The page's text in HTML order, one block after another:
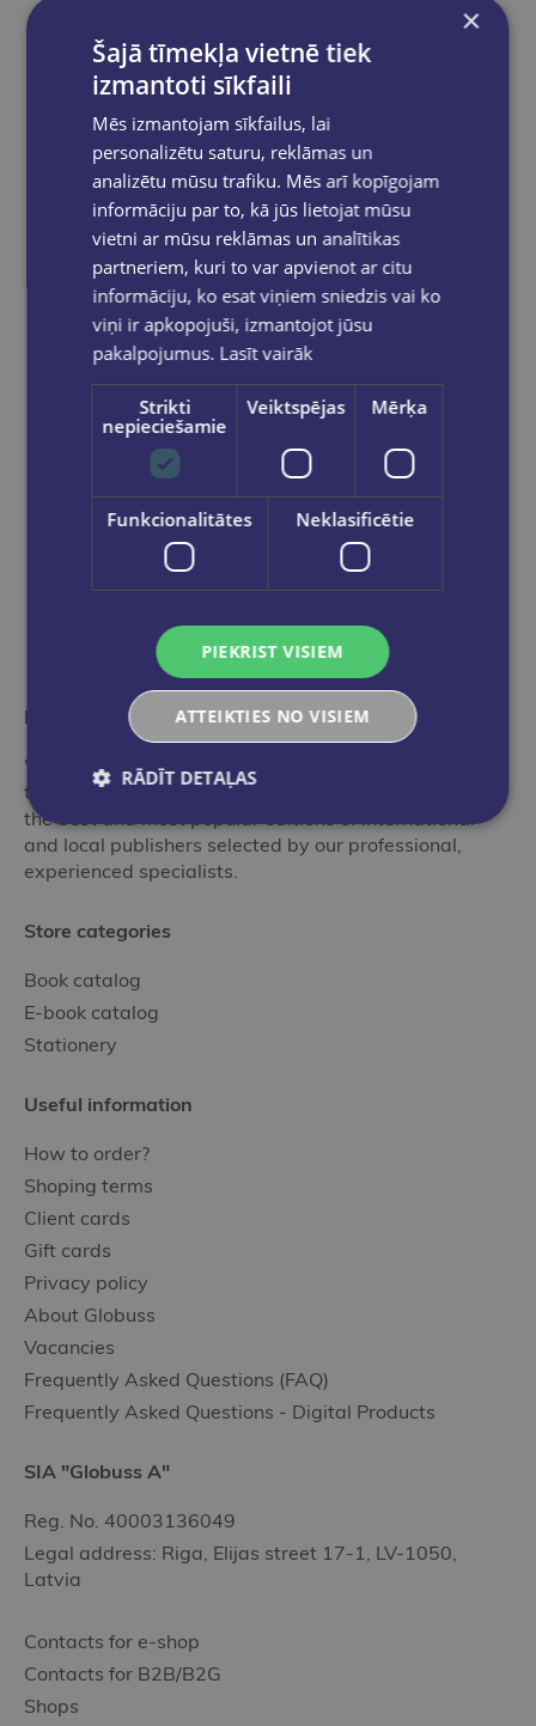
Angļu- latviešu- krievu mācību vardnīca. Sakārtota tematiski
€24.95
Add to cart
More than a bookstore
"Globuss" is an ideal stop in the world of books for
those who want to get acquainted with the range of
the best and most popular editions of international
and local publishers selected by our professional,
experienced specialists.
Store categories
Book catalog
E-book catalog
Stationery
Useful information
How to order?
Shoping terms
Client cards
Gift cards
Privacy policy
About Globuss
Vacancies
Frequently Asked Questions (FAQ)
Frequently Asked Questions - Digital Products
SIA "Globuss A"
Reg. No. 40003136049
Legal address: Riga, Elijas street 17-1, LV-1050,
Latvia
Contacts for e-shop
Contacts for B2B/B2G
Shops
×
Šajā tīmekļa vietnē tiek
izmantoti sīkfaili
Mēs izmantojam sīkfailus, lai
personalizētu saturu, reklāmas un
analizētu mūsu trafiku. Mēs arī kopīgojam
informāciju par to, kā jūs lietojat mūsu
vietni ar mūsu reklāmas un analītikas
partneriem, kuri to var apvienot ar citu
informāciju, ko esat viņiem sniedzis vai ko
viņi ir apkopojuši, izmantojot jūsu
pakalpojumus. Lasīt vairāk
Strikti
nepieciešamie
Veiktspējas Mērķa
Funkcionalitātes Neklasificētie
PIEKRIST VISIEM
ATTEIKTIES NO VISIEM
RĀDĪT DETAĻAS